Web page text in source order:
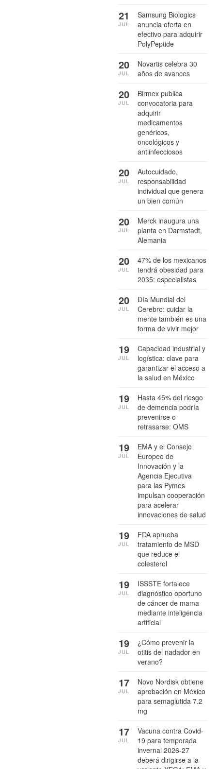
Samsung Biologics
anuncia oferta en
efectivo para adquirir
PolyPeptide
21
JUL
Novartis celebra 30
años de avances
20
JUL
Birmex publica
convocatoria para
adquirir
medicamentos
genéricos,
oncológicos y
antiinfecciosos
20
JUL
Autocuidado,
responsabilidad
individual que genera
un bien común
20
JUL
Merck inaugura una
planta en Darmstadt,
Alemania
20
JUL
47% de los mexicanos
tendrá obesidad para
2035: especialistas
20
JUL
Día Mundial del
Cerebro: cuidar la
mente también es una
forma de vivir mejor
20
JUL
Capacidad industrial y
logística: clave para
garantizar el acceso a
la salud en México
19
JUL
Hasta 45% del riesgo
de demencia podría
prevenirse o
retrasarse: OMS
19
JUL
EMA y el Consejo
Europeo de
Innovación y la
Agencia Ejecutiva
para las Pymes
impulsan cooperación
para acelerar
innovaciones de salud
19
JUL
FDA aprueba
tratamiento de MSD
que reduce el
colesterol
19
JUL
ISSSTE fortalece
diagnóstico oportuno
de cáncer de mama
mediante inteligencia
artificial
19
JUL
¿Cómo prevenir la
otitis del nadador en
verano?
19
JUL
Novo Nordisk obtiene
aprobación en México
para semaglutida 7.2
mg
17
JUL
Vacuna contra Covid-
19 para temporada
invernal 2026-27
deberá dirigirse a la
17
JUL